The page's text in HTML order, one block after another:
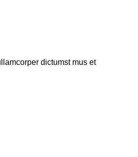
dictumst mus et